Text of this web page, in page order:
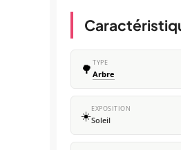
🌳 TYPE
Arbre
☀️EXPOSITION
Soleil